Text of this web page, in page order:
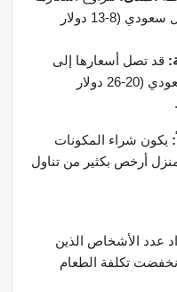
بين 30 و 50 ريال سعودي (8-13 دولار
قد تصل أسعارها إلى
75-100 ريال سعودي (20-26 دولار
يكون شراء المكونات
أرخص بكثير من تناول
عدد الأشخاص الذين
تكلفة الطعام